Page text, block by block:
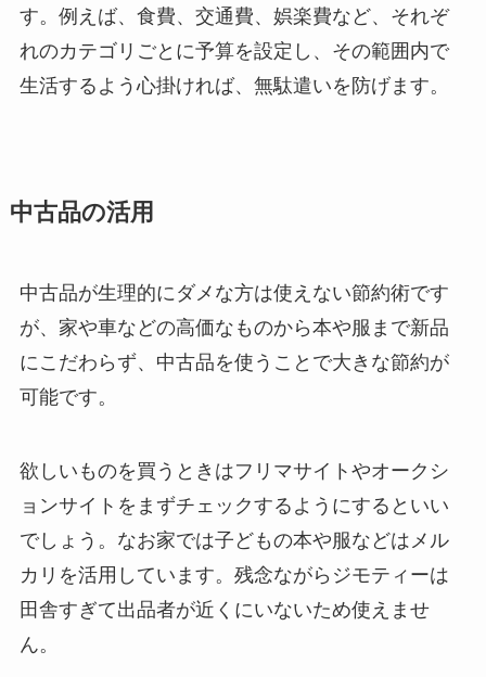
す。例えば、食費、交通費、娯楽費など、それぞ
れのカテゴリごとに予算を設定し、その範囲内で
生活するよう心掛ければ、無駄遣いを防げます。
中古品の活用
中古品が生理的にダメな方は使えない節約術です
が、家や車などの高価なものから本や服まで新品
にこだわらず、中古品を使うことで大きな節約が
可能です。
欲しいものを買うときはフリマサイトやオークシ
ョンサイトをまずチェックするようにするといい
でしょう。なお家では子どもの本や服などはメル
カリを活用しています。残念ながらジモティーは
田舎すぎて出品者が近くにいないため使えませ
ん。